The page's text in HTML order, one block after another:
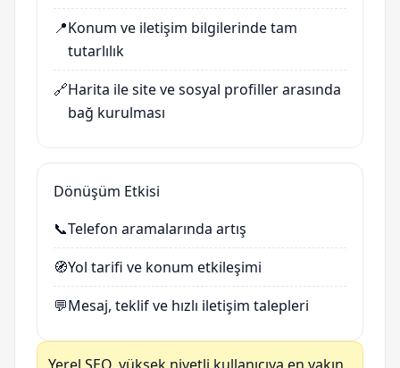
📍Konum ve iletişim bilgilerinde tam
tutarlılık
🔗Harita ile site ve sosyal profiller arasında
bağ kurulması
Dönüşüm Etkisi
📞Telefon aramalarında artış
🧭Yol tarifi ve konum etkileşimi
💬Mesaj, teklif ve hızlı iletişim talepleri